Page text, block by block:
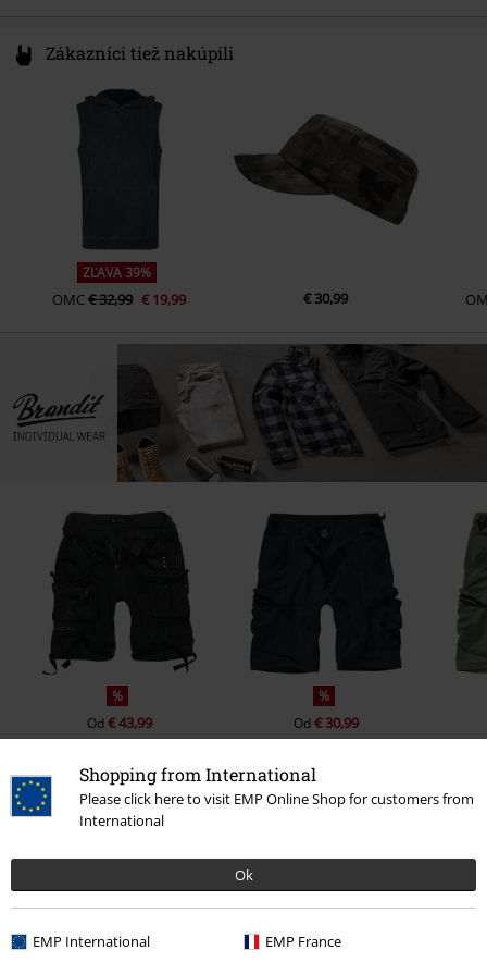
Shopping from International
Please click here to visit EMP Online Shop for customers from
International
Ok
EMP International EMP France
Zákazníci tiež nakúpili
ZĽAVA 39%
OMC€ 32,99 € 19,99 € 30,99
%
Od€ 43,99
%
Od€ 30,99
0 Hodnotení
Podeľte sa o váš názor "Savage Vintage Shorts".